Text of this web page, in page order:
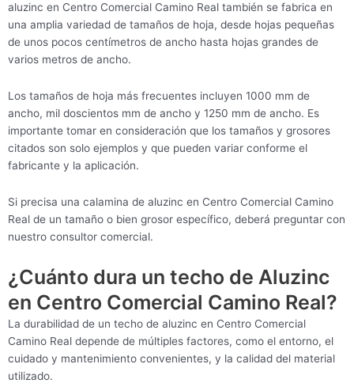
aluzinc en Centro Comercial Camino Real también se fabrica en
una amplia variedad de tamaños de hoja, desde hojas pequeñas
de unos pocos centímetros de ancho hasta hojas grandes de
varios metros de ancho.
Los tamaños de hoja más frecuentes incluyen 1000 mm de
ancho, mil doscientos mm de ancho y 1250 mm de ancho. Es
importante tomar en consideración que los tamaños y grosores
citados son solo ejemplos y que pueden variar conforme el
fabricante y la aplicación.
Si precisa una calamina de aluzinc en Centro Comercial Camino
Real de un tamaño o bien grosor específico, deberá preguntar con
nuestro consultor comercial.
¿Cuánto dura un techo de Aluzinc
en Centro Comercial Camino Real?
La durabilidad de un techo de aluzinc en Centro Comercial
Camino Real depende de múltiples factores, como el entorno, el
cuidado y mantenimiento convenientes, y la calidad del material
utilizado.